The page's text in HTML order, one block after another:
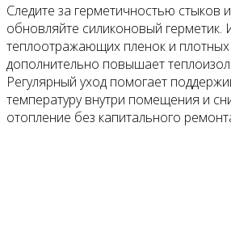
Следите за герметичностью стыков
обновляйте силиконовый герметик.
теплоотражающих пленок и
дополнительно повышает
Регулярный уход помогает
температуру внутри помещения и
отопление без капитального